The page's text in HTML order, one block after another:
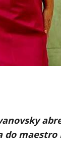
do maestro